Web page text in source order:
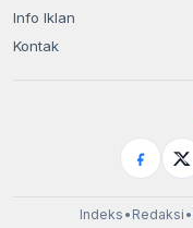
Info Iklan
Kontak
Indeks • Redaksi •